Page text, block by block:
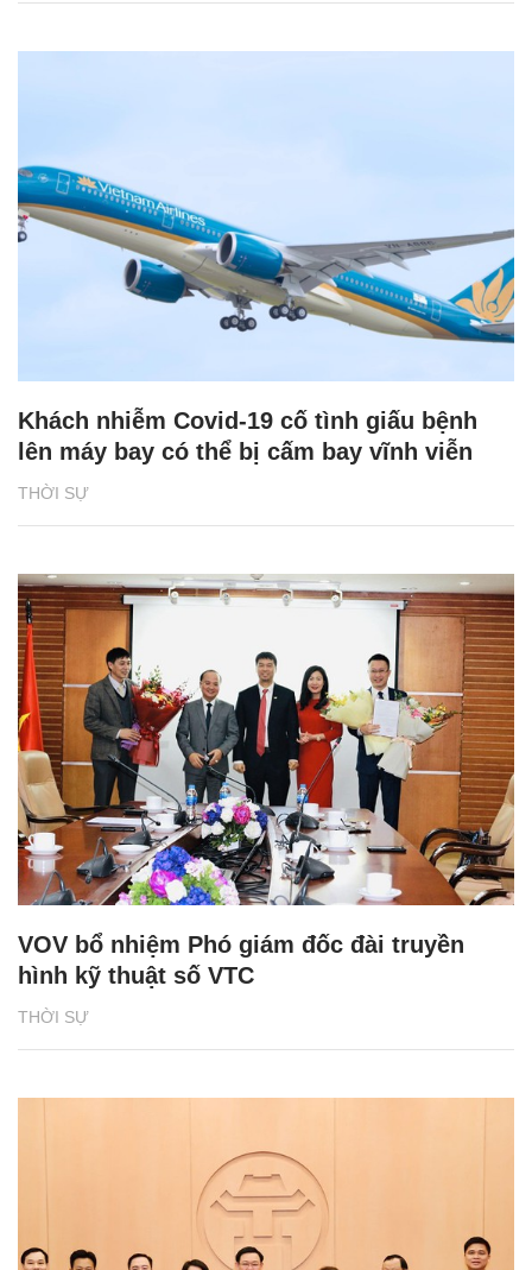
THỜI SỰ
Khách nhiễm Covid-19 cố tình giấu bệnh
lên máy bay có thể bị cấm bay vĩnh viễn
THỜI SỰ
VOV bổ nhiệm Phó giám đốc đài truyền
hình kỹ thuật số VTC